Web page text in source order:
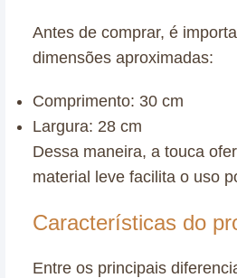
Antes de comprar, é
dimensões aproximadas:
Comprimento: 30 cm
Largura: 28 cm
Dessa maneira, a touca
material leve facilita o uso
Características do
Entre os principais